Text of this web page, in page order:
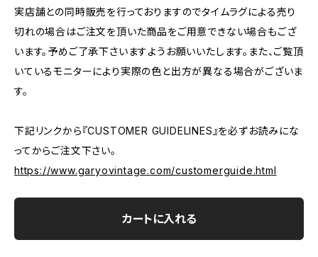
実店舗との同時販売を行っておりますのでタイムラグによる売り
切れの場合はご注文を頂いた商品をご用意できない場合もござ
います。予めご了承下さいますようお願いいたします。また、ご覧頂
いているモニターにより実際の色と出方が異なる場合がございま
す。
下記リンクから『CUSTOMER GUIDELINES』を必ずお読みにな
ってからご注文下さい。
https://www.garyovintage.com/customerguide.html
カートに入れる